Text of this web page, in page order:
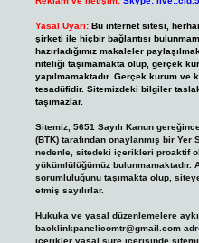
Yasal Uyarı: Bu internet sitesi,
şirketi ile hiçbir bağlantısı
hazırladığımız makaleler
niteliği taşımamakta olup, gerçek
yapılmamaktadır. Gerçek kurum
tesadüfidir. Sitemizdeki bilgiler
taşımazlar.
Sitemiz, 5651 Sayılı Kanun
(BTK) tarafından onaylanmış bir Yer
nedenle, sitedeki içerikleri proaktif
yükümlülüğümüz bulunmamaktadır.
sorumluluğunu taşımakta olup,
etmiş sayılırlar.
Hukuka ve yasal düzenlemelere
backlinkpanelicomtr@gmail.com